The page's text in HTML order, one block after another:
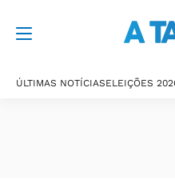
ÚLTIMAS NOTÍCIASELEIÇÕES